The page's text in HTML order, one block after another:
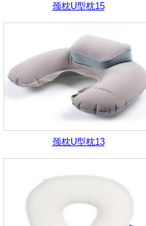
颈枕U型枕15
颈枕U型枕13